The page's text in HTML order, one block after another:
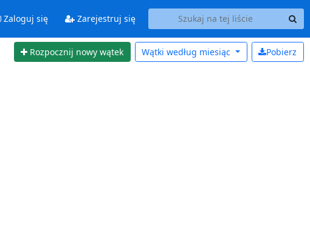
Zaloguj się Zarejestruj się
Rozpocznij nowy wątek Pobierz
Wątki według miesiąc